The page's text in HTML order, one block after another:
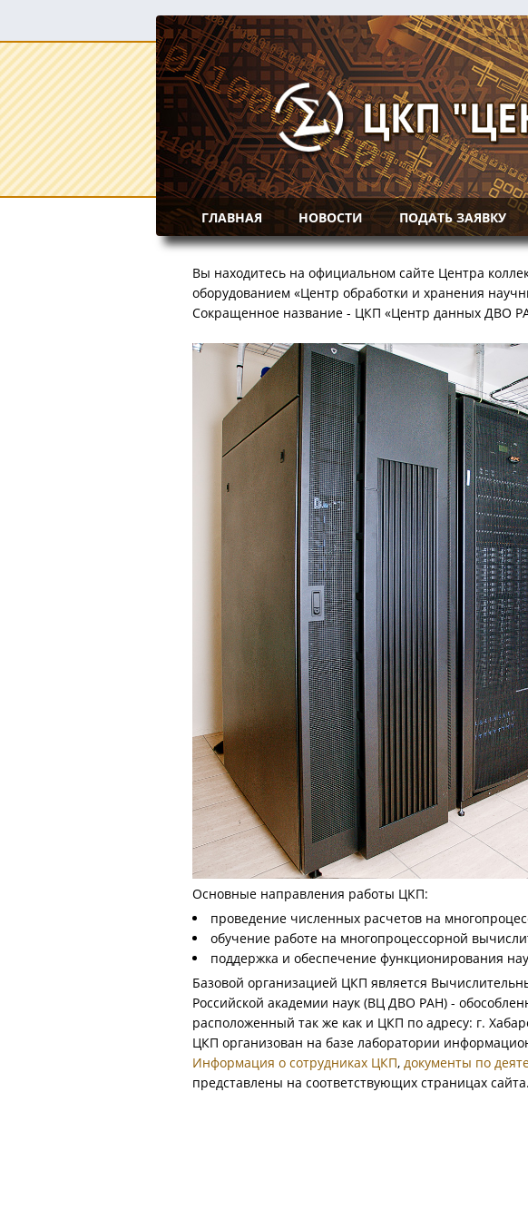
ГЛАВНАЯ НОВОСТИ ПОДАТЬ ЗАЯВКУ
Вы находитесь на официальном сайте Центра
оборудованием «Центр обработки и хранения
Сокращенное название - ЦКП «Центр данных ДВО
Основные направления работы ЦКП:
проведение численных расчетов на
обучение работе на многопроцессорной
поддержка и обеспечение функционирования
Базовой организацией ЦКП является
Российской академии наук (ВЦ ДВО РАН) -
расположенный так же как и ЦКП по адресу: г.
ЦКП организован на базе лаборатории
Информация о сотрудниках ЦКП, документы по
представлены на соответствующих страницах сайта.